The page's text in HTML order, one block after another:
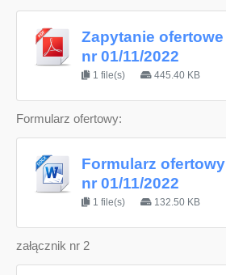
Zapytanie ofertowe
nr 01/11/2022
1 file(s) 445.40 KB
Formularz ofertowy:
Formularz ofertowy
nr 01/11/2022
1 file(s) 132.50 KB
załącznik nr 2